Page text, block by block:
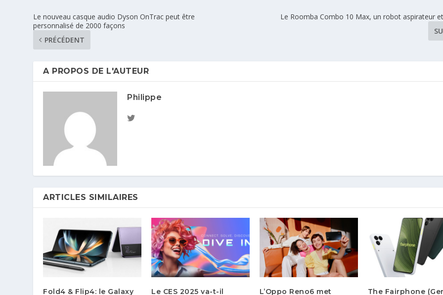
Le nouveau casque audio Dyson OnTrac peut être
personnalisé de 2000 façons
PRÉCÉDENT
Le Roomba Combo 10 Max, un robot aspirateur
A PROPOS DE L'AUTEUR
Philippe
ARTICLES SIMILAIRES
Fold4 & Flip4: le Galaxy Le CES 2025 va-t-il L’Oppo Reno6 met The Fairphone